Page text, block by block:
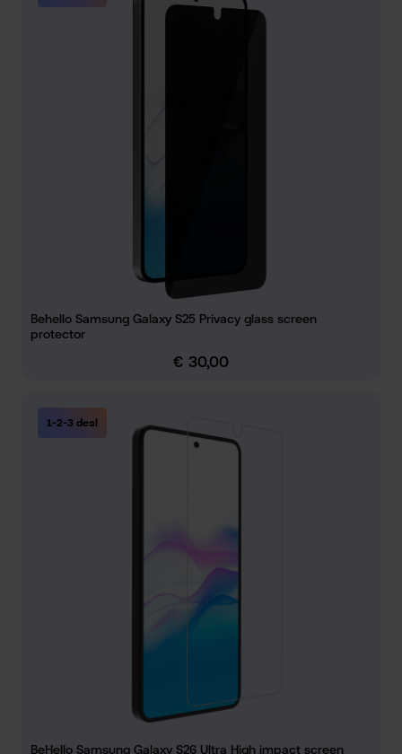
Behello Samsung Galaxy S25 Privacy glass screen
protector
Normale prijs:
€ 30,00
1-2-3 deal
BeHello Samsung Galaxy S26 Ultra High impact screen